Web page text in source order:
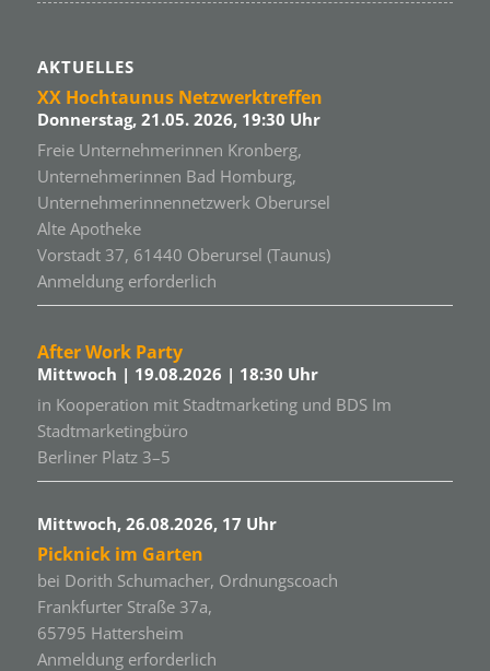
AKTUELLES
XX Hochtaunus Netzwerktreffen
Donnerstag, 21.05. 2026, 19:30 Uhr
Freie Unternehmerinnen Kronberg,
Unternehmerinnen Bad Homburg,
Unternehmerinnennetzwerk Oberursel
Alte Apotheke
Vorstadt 37, 61440 Oberursel (Taunus)
Anmeldung erforderlich
After Work Party
Mittwoch | 19.08.2026 | 18:30 Uhr
in Kooperation mit Stadtmarketing und BDS Im
Stadtmarketingbüro
Berliner Platz 3–5
Mittwoch, 26.08.2026, 17 Uhr
Picknick im Garten
bei Dorith Schumacher, Ordnungscoach
Frankfurter Straße 37a,
65795 Hattersheim
Anmeldung erforderlich